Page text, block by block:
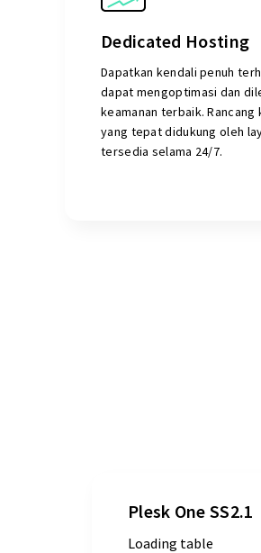
Dedicated Hosting
Dapatkan kendali penuh
dapat mengoptimasi dan
keamanan terbaik. Rancang
yang tepat didukung oleh
tersedia selama 24/7.
Plesk One SS2.1
Loading table